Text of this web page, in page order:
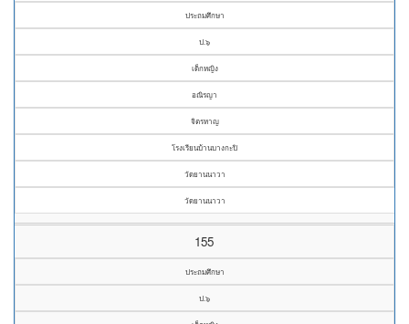
ประถมศึกษา
ป.๖
เด็กหญิง
อณิรญา
จิตรหาญ
โรงเรียนบ้านบางกะปิ
วัดยานนาวา
วัดยานนาวา
155
ประถมศึกษา
ป.๖